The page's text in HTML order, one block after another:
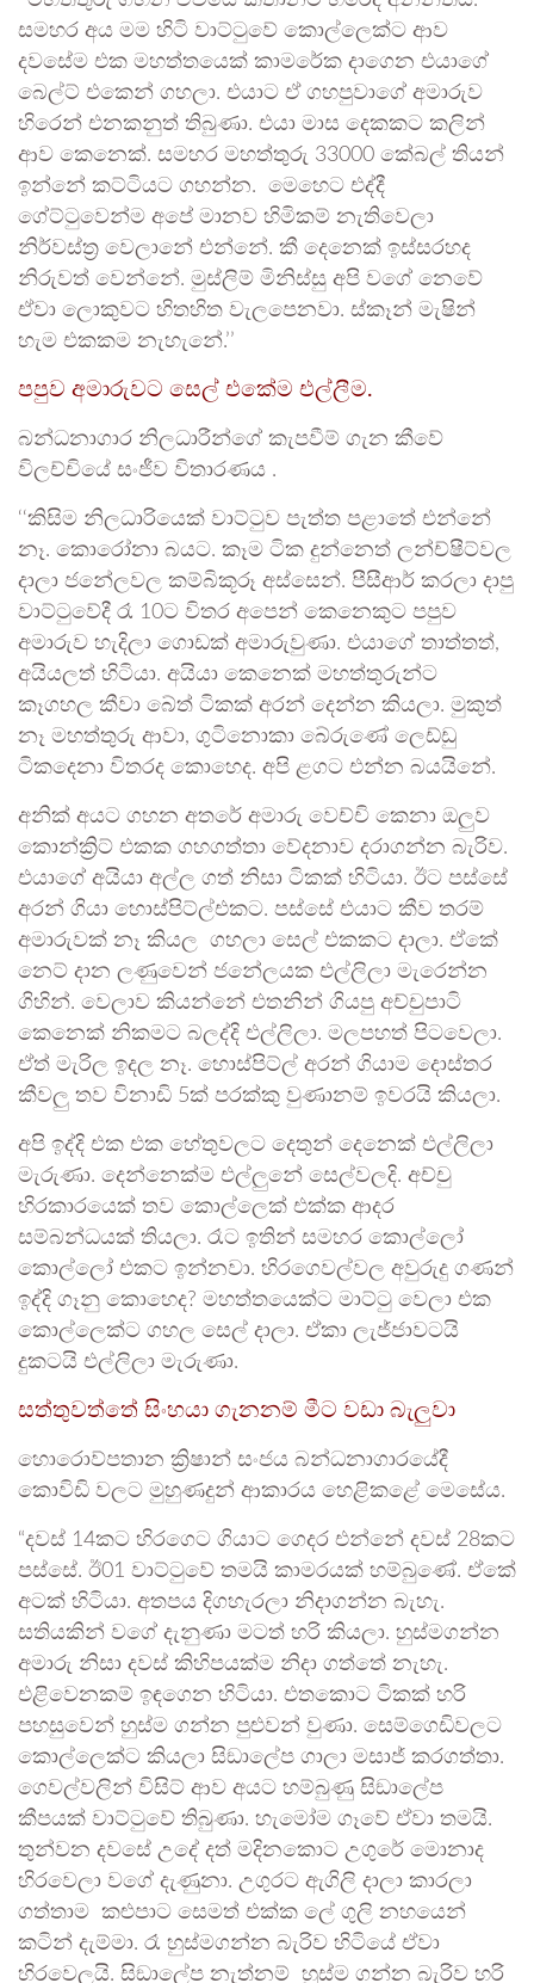
සමහර අය මම හිටි වාට්ටුවේ කොල්ලෙක්ට ආව
දවසේම එක මහත්තයෙක් කාමරේක දාගෙන එයාගේ
බෙල්ට් එකෙන් ගහලා. එයාට ඒ ගහපුවාගේ අමාරුව
හිරෙන් එනකනුත් තිබුණා. එයා මාස දෙකකට කලින්
ආව කෙනෙක්. සමහර මහත්තුරු 33000 කේබල් තියන්
ඉන්නේ කට්ටියට ගහන්න. මෙහෙට එද්දී
ගේට්ටුවෙන්ම අපේ මානව හිමිකම් නැතිවෙලා
නිර්වස්ත්‍ර වෙලානේ එන්නේ. කී දෙනෙක් ඉස්සරහද
නිරුවත් වෙන්නේ. මුස්ලිම් මිනිස්සු අපි වගේ නෙවේ
ඒවා ලොකුවට හිතහිත වැලපෙනවා. ස්කෑන් මැෂින්
හැම එකකම නැහැනේ.’’
පපුව අමාරුවට සෙල් එකේම එල්ලීම.
බන්ධනාගාර නිලධාරීන්ගේ කැපවීම් ගැන කීවේ
විලච්චියේ සංජීව විතාරණය .
‘‘කිසිම නිලධාරියෙක් වාට්ටුව පැත්ත පළාතේ එන්නේ
නෑ. කොරෝනා බයට. කෑම ටික දුන්නෙත් ලන්ච්ෂීට්වල
දාලා ජනේලවල කම්බිකූරූ අස්සෙන්. පීසීආර් කරලා දාපු
වාට්ටුවේදී රෑ 10ට විතර අපෙන් කෙනෙකුට පපුව
අමාරුව හැදිලා ගොඩක් අමාරුවුණා. එයාගේ තාත්තත්,
අයියලත් හිටියා. අයියා කෙනෙක් මහත්තුරුන්ට
කෑගහල කීවා බේත් ටිකක් අරන් දෙන්න කියලා. මුකුත්
නෑ මහත්තුරු ආවා, ගුටිනොකා බේරුණේ ලෙඩ්ඩු
ටිකදෙනා විතරද කොහෙද. අපි ළගට එන්න බයයිනේ.
අනික් අයට ගහන අතරේ අමාරු වෙච්චි කෙනා ඔලුව
කොන්ක්‍රිට් එකක ගහගත්තා වේදනාව දරාගන්න බැරිව.
එයාගේ අයියා අල්ල ගත් නිසා ටිකක් හිටියා. ඊට පස්සේ
අරන් ගියා හොස්පිට්ල්එකට. පස්සේ එයාට කීව තරම්
අමාරුවක් නෑ කියල ගහලා සෙල් එකකට දාලා. ඒකේ
නෙට් දාන ලණුවෙන් ජනේලයක එල්ලිලා මැරෙන්න
ගිහින්. වෙලාව කියන්නේ එතනින් ගියපු අච්චුපාටි
කෙනෙක් නිකමට බලද්දි එල්ලිලා. මලපහත් පිටවෙලා.
ඒත් මැරිල ඉදල නෑ. හොස්පිට්ල් අරන් ගියාම දොස්තර
කීවලු තව විනාඩි 5ක් පරක්කු වුණානම් ඉවරයි කියලා.
අපි ඉද්දි එක එක හේතුවලට දෙතුන් දෙනෙක් එල්ලිලා
මැරුණා. දෙන්නෙක්ම එල්ලුනේ සෙල්වලදි. අච්චු
හිරකාරයෙක් තව කොල්ලෙක් එක්ක ආදර
සම්බන්ධයක් තියලා. රෑට ඉතින් සමහර කොල්ලෝ
කොල්ලෝ එකට ඉන්නවා. හිරගෙවල්වල අවුරුදු ගණන්
ඉද්දි ගෑනු කොහෙද? මහත්තයෙක්ට මාට්ටු වෙලා එක
කොල්ලෙක්ට ගහල සෙල් දාලා. ඒකා ලැජ්ජාවටයි
දුකටයි එල්ලිලා මැරුණා.
සත්තුවත්තේ සිංහයා ගැනනම් මීට වඩා බැලුවා
හොරොව්පතාන ක්‍රිෂාන් සංජය බන්ධනාගාරයේදී
කොවිඩි වලට මුහුණදුන් ආකාරය හෙළිකළේ මෙසේය.
“දවස් 14කට හිරගෙට ගියාට ගෙදර එන්නේ දවස් 28කට
පස්සේ. ඊ01 වාට්ටුවේ තමයි කාමරයක් හම්බුණේ. ඒකේ
අටක් හිටියා. අතපය දිගහැරලා නිදාගන්න බැහැ.
සතියකින් වගේ දැනුණා මටත් හරි කියලා. හුස්මගන්න
අමාරු නිසා දවස් කිහිපයක්ම නිදා ගත්තේ නැහැ.
එළිවෙනකම් ඉඳගෙන හිටියා. එතකොට ටිකක් හරි
පහසුවෙන් හුස්ම ගන්න පුළුවන් වුණා. සෙම්ගෙඩිවලට
කොල්ලෙක්ට කියලා සිඞාලේප ගාලා මසාජ් කරගත්තා.
ගෙවල්වලින් විසිට් ආව අයට හම්බුණු සිඞාලේප
කීපයක් වාට්ටුවේ තිබුණා. හැමෝම ගෑවේ ඒවා තමයි.
තුන්වන දවසේ උදේ දත් මදිනකොට උගුරේ මොනාද
හිරවෙලා වගේ දැණුනා. උගුරට ඇගිලි දාලා කාරලා
ගත්තාම කළුපාට සෙමත් එක්ක ලේ ගුලි නහයෙන්
කටින් දැම්මා. රෑ හුස්මගන්න බැරිව හිටියේ ඒවා
හිරවෙලයි. සිඞාලේප නැත්නම් හුස්ම ගන්න බැරිව හරි